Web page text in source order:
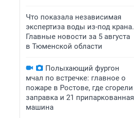
Что показала независимая
экспертиза воды из-под крана.
Главные новости за 5 августа
в Тюменской области
Полыхающий фургон
мчал по встречке: главное о
пожаре в Ростове, где сгорели
заправка и 21 припаркованная
машина